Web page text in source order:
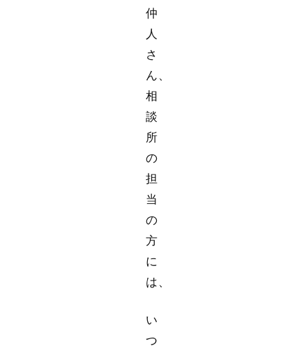
仲
人
さ
ん、
相
談
所
の
担
当
の
方
に
は、
い
つ